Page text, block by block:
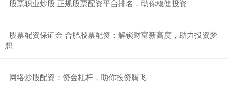
​股票职业炒股 正规股票配资平台排名，助你稳健投资
​股票配资保证金 合肥股票配资：解锁财富新高度，助力投资梦
想
​网络炒股配资：资金杠杆，助你投资腾飞